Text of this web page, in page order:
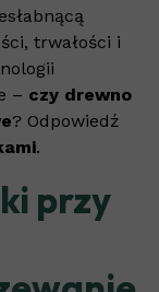
trwałości i
– czy drewno
? Odpowiedź
.
przy